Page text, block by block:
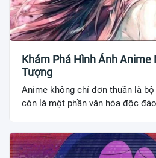
Khám Phá Hình Ảnh Anime
Tượng
Anime không chỉ đơn thuần là
còn là một phần văn hóa độc